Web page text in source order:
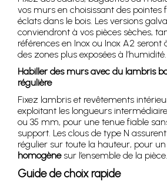
vos murs en choisissant des pointes
éclats dans le bois. Les versions
conviendront à vos pièces sèches,
références en Inox ou Inox A2 seront
des zones plus exposées à l’humidité.
Habiller des murs avec du lambris
régulière
Fixez lambris et revêtements
exploitant les longueurs
ou 35 mm, pour une tenue fiable
support. Les clous de type N
régulier sur toute la hauteur, pour un
homogènesur l’ensemble de la pièce.
Guide de choix rapide